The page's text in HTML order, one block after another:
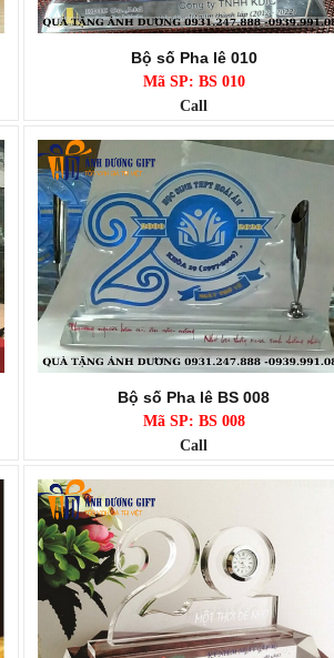
Bộ số Pha lê 010
Mã SP: BS 010
Call
Bộ số Pha lê BS 008
Mã SP: BS 008
Call